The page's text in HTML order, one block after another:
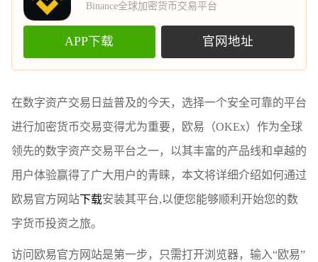
Binance全球加密货币交易平台
APP下载 官网地址
在数字资产交易日益普及的今天，选择一个安全可靠的平台
进行加密货币交易变得尤为重要，欧易（OKEx）作为全球
领先的数字资产交易平台之一，以其丰富的产品线和卓越的
用户体验赢得了广大用户的青睐，本文将详细介绍如何通过
欧易官方网站下载安装其平台,以便您能够顺利开始您的数
字货币投资之旅。
访问欧易官方网站是第一步，只需打开浏览器，输入“欧易”